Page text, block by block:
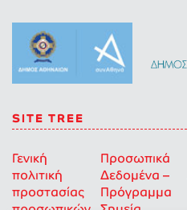
SITE TREE
Γενική
πολιτική
προστασίας
Προσωπικά
Δεδομένα –
Πρόγραμμα